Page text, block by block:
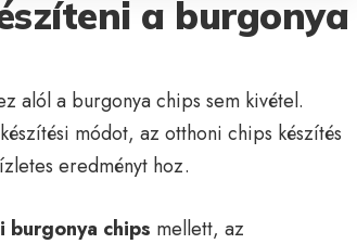
a burgonya
alól a burgonya chips sem kivétel.
módot, az otthoni chips készítés
eredményt hoz.
burgonya chips mellett, az